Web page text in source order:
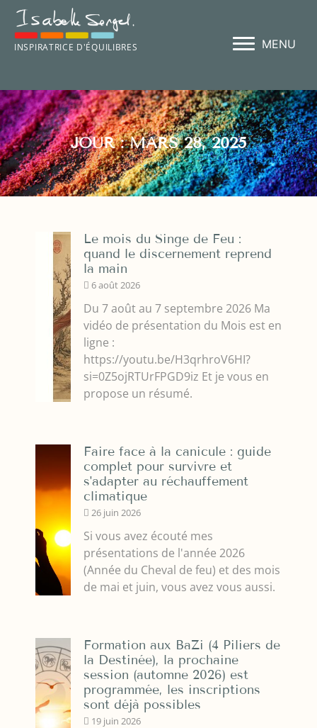
INSPIRATRICE D'ÉQUILIBRES MENU
JOUR : MARS 28, 2025
Le mois du Singe de Feu :
quand le discernement reprend
la main
6 août 2026
Du 7 août au 7 septembre 2026 Ma
vidéo de présentation du Mois est en
ligne :
https://youtu.be/H3qrhroV6HI?
si=0Z5ojRTUrFPGD9iz Et je vous en
propose un résumé.
Faire face à la canicule : guide
complet pour survivre et
s'adapter au réchauffement
climatique
26 juin 2026
Si vous avez écouté mes
présentations de l'année 2026
(Année du Cheval de feu) et des mois
de mai et juin, vous avez vous aussi.
Formation aux BaZi (4 Piliers de
la Destinée), la prochaine
session (automne 2026) est
programmée, les inscriptions
sont déjà possibles
19 juin 2026